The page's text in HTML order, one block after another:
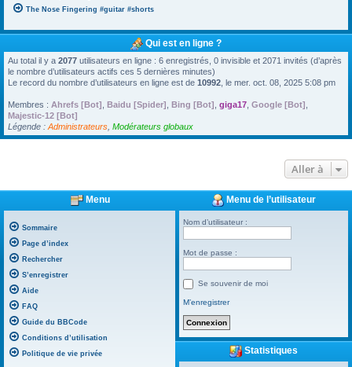
The Nose Fingering #guitar #shorts
Qui est en ligne ?
Au total il y a 2077 utilisateurs en ligne : 6 enregistrés, 0 invisible et 2071 invités (d’après
le nombre d’utilisateurs actifs ces 5 dernières minutes)
Le record du nombre d’utilisateurs en ligne est de 10992 , le mer. oct. 08, 2025 5:08 pm
Membres : Ahrefs [Bot] Baidu [Spider] Bing [Bot] giga17 Google [Bot]
Majestic-12 [Bot]
Légende : Administrateurs Modérateurs globaux
Aller à
Menu
Sommaire
Page d’index
Rechercher
S’enregistrer
Aide
FAQ
Guide du BBCode
Conditions d’utilisation
Politique de vie privée
Menu de l’utilisateur
Nom d’utilisateur :
Mot de passe :
Se souvenir de moi
M’enregistrer
Statistiques